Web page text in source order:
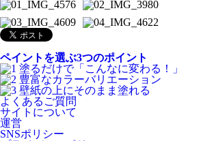
ペイントを選ぶ3つのポイント
よくあるご質問
サイトについて
運営
SNSポリシー